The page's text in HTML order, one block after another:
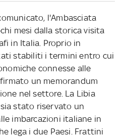
l'Ambasciata
mesi dalla storica visita
in Italia. Proprio in
stabiliti i termini entro cui
connesse alle
un memorandum
nel settore. La Libia
stato riservato un
imbarcazioni italiane in
lega i due Paesi. Frattini